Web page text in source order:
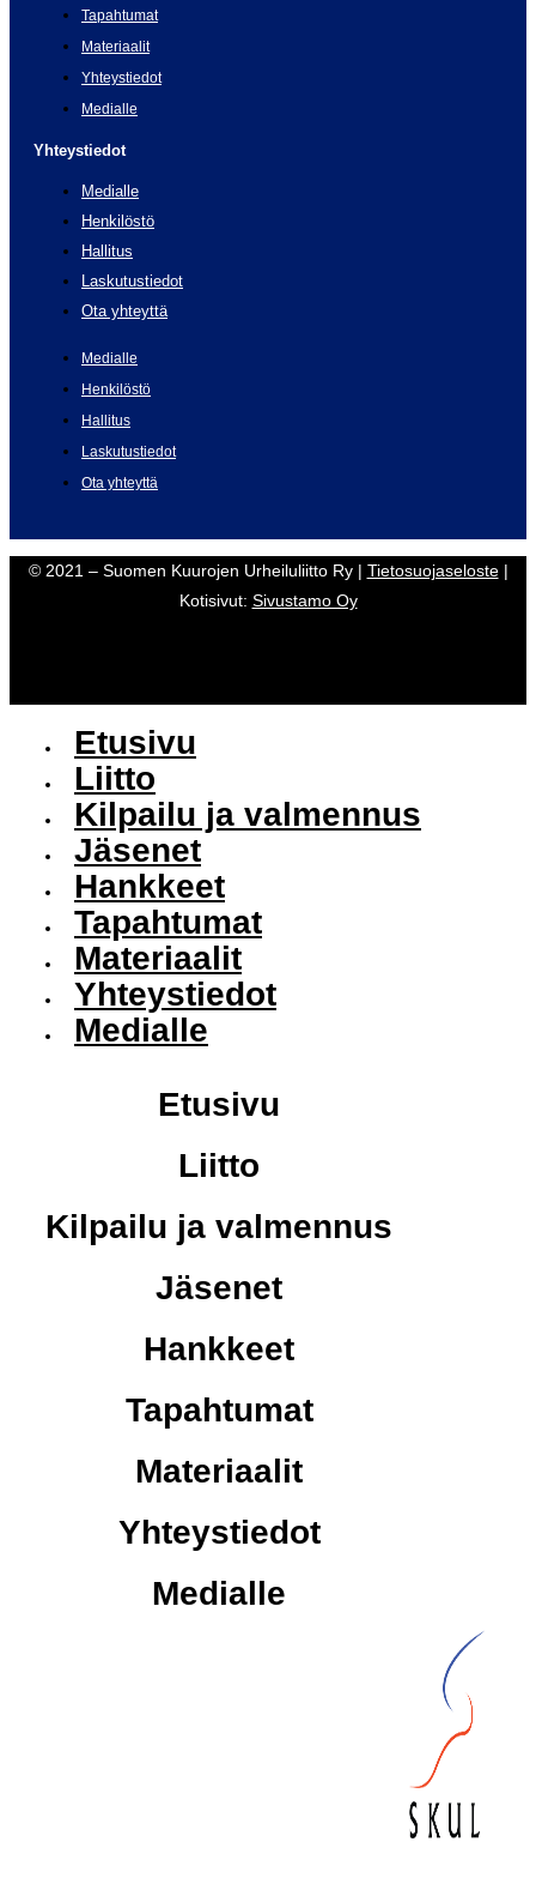
Tapahtumat
Materiaalit
Yhteystiedot
Medialle
Yhteystiedot
Medialle
Henkilöstö
Hallitus
Laskutustiedot
Ota yhteyttä
Medialle
Henkilöstö
Hallitus
Laskutustiedot
Ota yhteyttä
© 2021 – Suomen Kuurojen Urheiluliitto Ry | Tietosuojaseloste|
Kotisivut: Sivustamo Oy
Etusivu
Liitto
Kilpailu ja valmennus
Jäsenet
Hankkeet
Tapahtumat
Materiaalit
Yhteystiedot
Medialle
Etusivu
Liitto
Kilpailu ja valmennus
Jäsenet
Hankkeet
Tapahtumat
Materiaalit
Yhteystiedot
Medialle